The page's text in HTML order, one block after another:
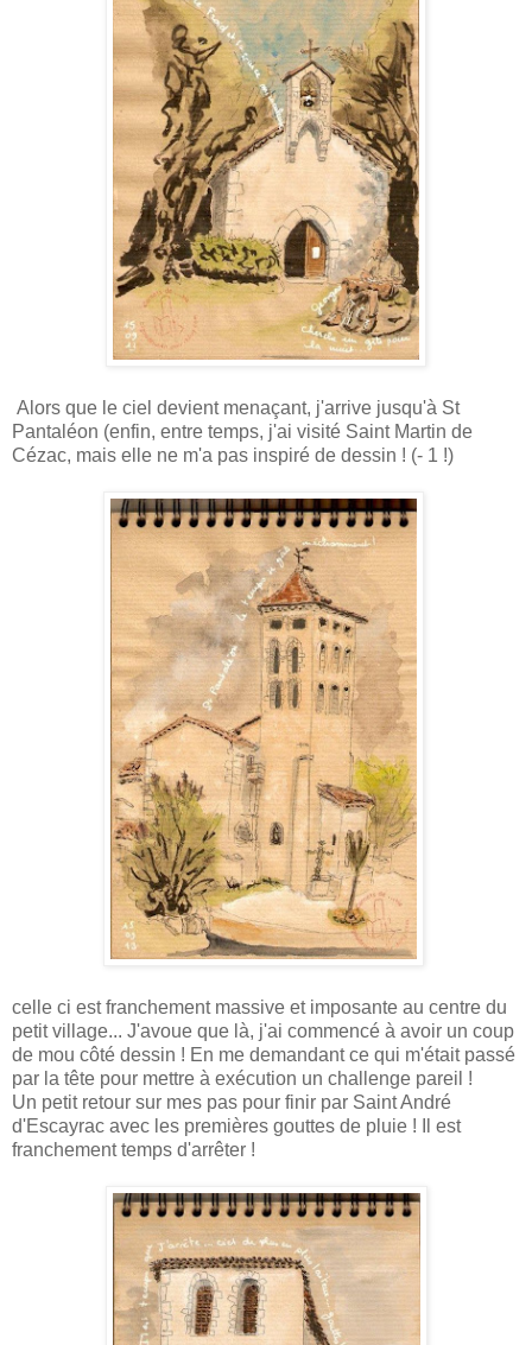
Alors que le ciel devient menaçant, j'arrive jusqu'à St
Pantaléon (enfin, entre temps, j'ai visité Saint Martin de
Cézac, mais elle ne m'a pas inspiré de dessin ! (- 1 !)
celle ci est franchement massive et imposante au centre du
petit village... J'avoue que là, j'ai commencé à avoir un coup
de mou côté dessin ! En me demandant ce qui m'était passé
par la tête pour mettre à exécution un challenge pareil !
Un petit retour sur mes pas pour finir par Saint André
d'Escayrac avec les premières gouttes de pluie ! Il est
franchement temps d'arrêter !